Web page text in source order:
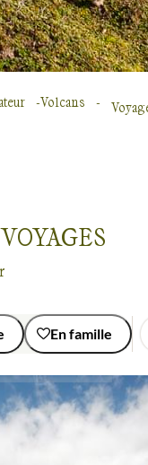
Volcans
VOYAGES
En famille